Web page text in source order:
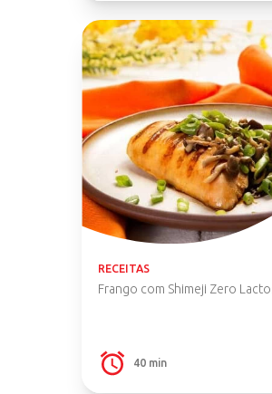
RECEITAS
Frango com Shimeji Zero
40 min